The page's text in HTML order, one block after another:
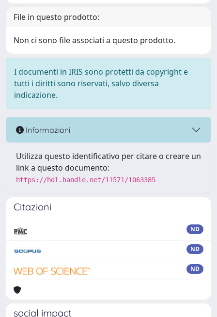
File in questo prodotto:
Non ci sono file associati a questo prodotto.
I documenti in IRIS sono protetti da copyright e
tutti i diritti sono riservati, salvo diversa
indicazione.
Informazioni
Utilizza questo identificativo per citare o creare un
link a questo documento:
https://hdl.handle.net/11571/1063385
Citazioni
ND
ND
ND
social impact